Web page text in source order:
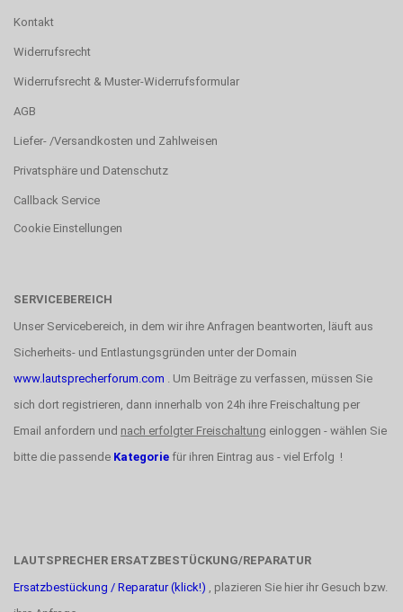
Kontakt
Widerrufsrecht
Widerrufsrecht & Muster-Widerrufsformular
AGB
Liefer- /Versandkosten und Zahlweisen
Privatsphäre und Datenschutz
Callback Service
Cookie Einstellungen
SERVICEBEREICH
Unser Servicebereich, in dem wir ihre Anfragen beantworten, läuft aus
Sicherheits- und Entlastungsgründen unter der Domain
www.lautsprecherforum.com . Um Beiträge zu verfassen, müssen Sie
sich dort registrieren, dann innerhalb von 24h ihre Freischaltung per
Email anfordern und nach erfolgter Freischaltung einloggen - wählen Sie
bitte die passende Kategorie für ihren Eintrag aus - viel Erfolg !
LAUTSPRECHER ERSATZBESTÜCKUNG/REPARATUR
Ersatzbestückung / Reparatur (klick!) , plazieren Sie hier ihr Gesuch bzw.